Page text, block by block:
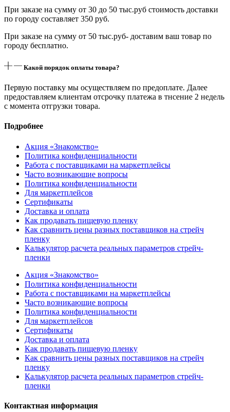
При заказе на сумму от 30 до 50 тыс.руб стоимость доставки
по городу составляет 350 руб.
При заказе на сумму от 50 тыс.руб- доставим ваш товар по
городу бесплатно.
Какой порядок оплаты товара?
Первую поставку мы осуществляем по предоплате. Далее
предоставляем клиентам отсрочку платежа в тнсение 2 недель
с момента отгрузки товара.
Подробнее
Акция «Знакомство»
Политика конфиденциальности
Работа с поставщиками на маркетплейсы
Часто возникающие вопросы
Политика конфиденциальности
Для маркетплейсов
Сертификаты
Доставка и оплата
Как продавать пищевую пленку
Как сравнить цены разных поставщиков на стрейч
пленку
Калькулятор расчета реальных параметров стрейч-
пленки
Акция «Знакомство»
Политика конфиденциальности
Работа с поставщиками на маркетплейсы
Часто возникающие вопросы
Политика конфиденциальности
Для маркетплейсов
Сертификаты
Доставка и оплата
Как продавать пищевую пленку
Как сравнить цены разных поставщиков на стрейч
пленку
Калькулятор расчета реальных параметров стрейч-
пленки
Контактная информация